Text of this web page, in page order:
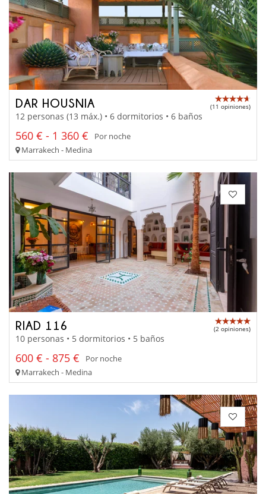
DAR HOUSNIA (11 opiniones)
12 personas (13 máx.) • 6 dormitorios • 6 baños
560 € - 1 360 €
Por noche
Marrakech - Medina
RIAD 116 (2 opiniones)
10 personas • 5 dormitorios • 5 baños
600 € - 875 €
Por noche
Marrakech - Medina